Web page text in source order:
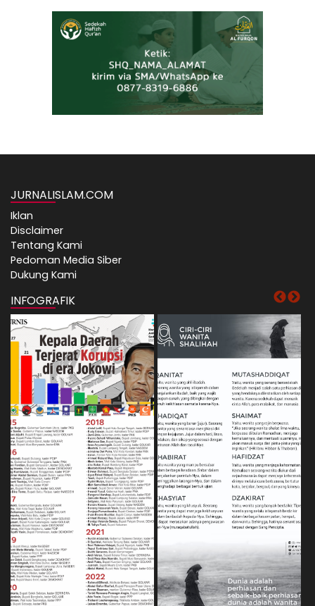
JURNALISLAM.COM
Iklan
Disclaimer
Tentang Kami
Pedoman Media Siber
Dukung Kami
INFOGRAFIK